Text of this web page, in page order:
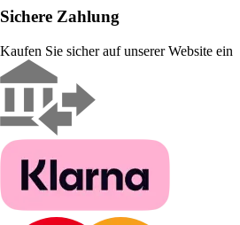
Sichere Zahlung
Kaufen Sie sicher auf unserer Website ein